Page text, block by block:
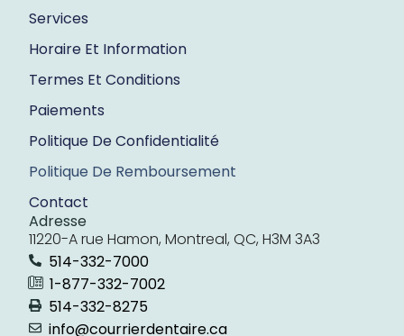
Services
Horaire Et Information
Termes Et Conditions
Paiements
Politique De Confidentialité
Politique De Remboursement
Contact
Adresse
11220-A rue Hamon, Montreal, QC, H3M 3A3
514-332-7000
1-877-332-7002
514-332-8275
info@courrierdentaire.ca